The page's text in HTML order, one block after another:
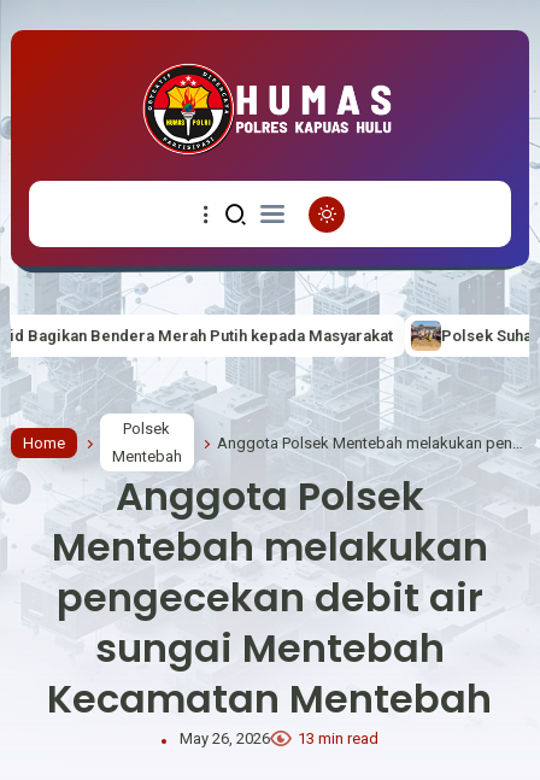
Putih kepada Masyarakat Polsek Suhaid Bersama
Home
Polsek
Mentebah
Anggota Polsek
Mentebah melakukan
pengecekan debit air
sungai Mentebah
Kecamatan Mentebah
May 26, 2026 13 min read